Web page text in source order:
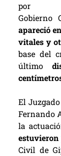
por
Gobierno
apareció
vitales y
base del
último
El
Fernando
la
estuvieron
Civil de